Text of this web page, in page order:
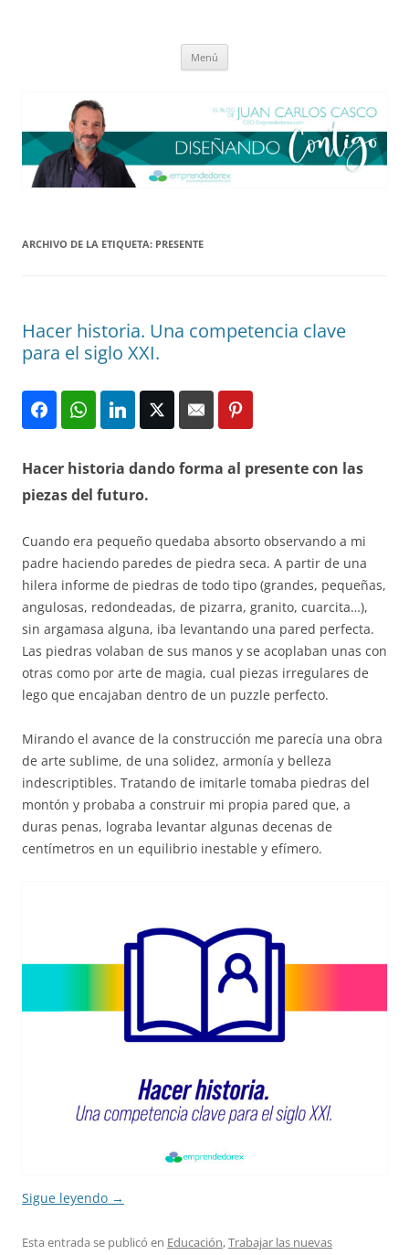
Menú
ARCHIVO DE LA ETIQUETA: PRESENTE
Hacer historia. Una competencia clave
para el siglo XXI.
Hacer historia dando forma al presente con las
piezas del futuro.
Cuando era pequeño quedaba absorto observando a mi
padre haciendo paredes de piedra seca. A partir de una
hilera informe de piedras de todo tipo (grandes, pequeñas,
angulosas, redondeadas, de pizarra, granito, cuarcita…),
sin argamasa alguna, iba levantando una pared perfecta.
Las piedras volaban de sus manos y se acoplaban unas con
otras como por arte de magia, cual piezas irregulares de
lego que encajaban dentro de un puzzle perfecto.
Mirando el avance de la construcción me parecía una obra
de arte sublime, de una solidez, armonía y belleza
indescriptibles. Tratando de imitarle tomaba piedras del
montón y probaba a construir mi propia pared que, a
duras penas, lograba levantar algunas decenas de
centímetros en un equilibrio inestable y efímero.
Sigue leyendo →
Esta entrada se publicó en Educación,Trabajar las nuevas